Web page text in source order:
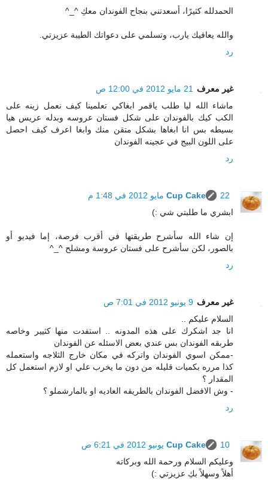
الحمدلله كثيرًا، أسعدتني بنجاح الفوندان معكِ ^_^
والله يعافيك يارب، وتسلمي على دعواتك الطيبة عزيزتي.
رد
غير معرف
21 مايو 2012 في 12:00 ص
ماشاء الله ليا طلب ياقمر ابغاكي تعلمينا كيف نعمل زينه على
الكب كيك بالفوندان على شكل فستان عروسه وبدله عريس هيا
بسيطه بس انا ابغاها بشكل متقن منك وابغا اعرف كيف احصل
على اللون البيج في عجينه الفوندان
رد
Cup Cake
22 مايو 2012 في 1:48 م
ابشري ما طلبتي شي :)
إن شاء الله سأشرح طريقتها في أقرب فرصة، إما فيديو أو
بالصور، لكن سأشرح على فستان عروسة ومشلح ^_^
رد
غير معرف 9 يونيو 2012 في 7:01 ص
السلام عليكم ..
انا جد اشكرك على هذه المدونه .. استفدت منها كثيير وخاصه
طربقه الفوندان بس عندي بعض الاسئله عن الفوندان
-ممكن اسوي الفوندان واتركه في مكان خارج الثلاجه واستعمله
كذا مرره بكميات قليله من دون ما يخرب علي او لازم استعمل كل
المقدار ؟
- وش الافضل الفوندان بالطريقه العاديه او بالمارشملو ؟
رد
Cup Cake
10 يونيو 2012 في 6:21 ص
وعليكم السلام ورحمة الله وبركاته
أهلاً وسهلاً بكِ عزيزتي :)